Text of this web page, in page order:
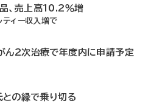
品、売上高10.2％増
ティー収入増で
がん2次治療で年度内に申請予定
との縁で乗り切る